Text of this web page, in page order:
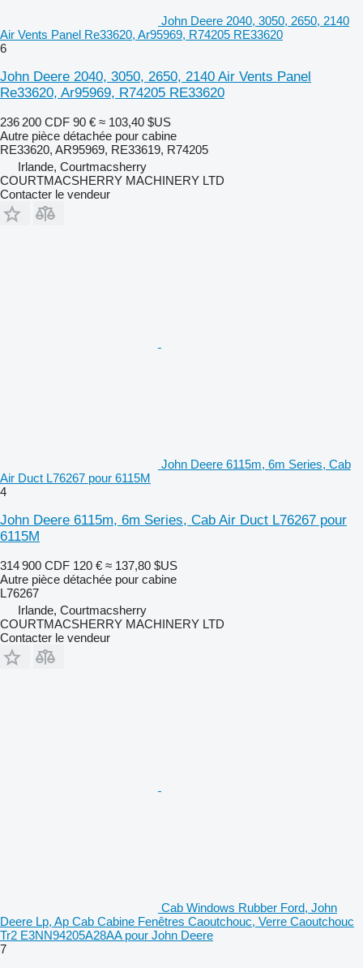
John Deere 2040, 3050, 2650, 2140
Air Vents Panel Re33620, Ar95969, R74205 RE33620
6
John Deere 2040, 3050, 2650, 2140 Air Vents Panel
Re33620, Ar95969, R74205 RE33620
236 200 CDF 90 € ≈ 103,40 $US
Autre pièce détachée pour cabine
RE33620, AR95969, RE33619, R74205
Irlande, Courtmacsherry
COURTMACSHERRY MACHINERY LTD
Contacter le vendeur
John Deere 6115m, 6m Series, Cab
Air Duct L76267 pour 6115M
4
John Deere 6115m, 6m Series, Cab Air Duct L76267 pour
6115M
314 900 CDF 120 € ≈ 137,80 $US
Autre pièce détachée pour cabine
L76267
Irlande, Courtmacsherry
COURTMACSHERRY MACHINERY LTD
Contacter le vendeur
Cab Windows Rubber Ford, John
Deere Lp, Ap Cab Cabine Fenêtres Caoutchouc, Verre Caoutchouc
Tr2 E3NN94205A28AA pour John Deere
7